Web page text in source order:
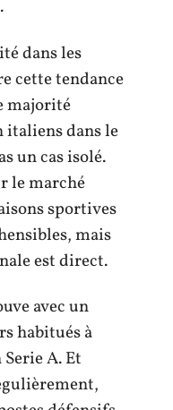
dans les
cette tendance
majorité
italiens dans le
un cas isolé.
le marché
sportives
mais
est direct.
avec un
habitués à
A. Et